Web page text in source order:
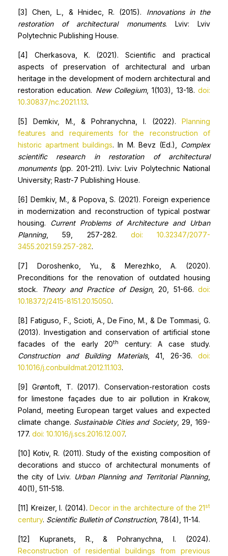
[3] Chen, L., & Hnidec, R. (2015). Innovations in the
restoration of architectural monuments. Lviv: Lviv
Polytechnic Publishing House.
[4] Cherkasova, K. (2021). Scientific and practical
aspects of preservation of architectural and urban
heritage in the development of modern architectural and
restoration education. New Collegium, 1(103), 13-18.doi:
10.30837/nc.2021.1.13.
[5] Demkiv, M., & Pohranychna, I. (2022). Planning
features and requirements for the reconstruction of
historic apartment buildings. In M. Bevz (Ed.), Complex
scientific research in restoration of architectural
monuments (pp. 201-211). Lviv: Lviv Polytechnic National
University; Rastr-7 Publishing House.
[6] Demkiv, M., & Popova, S. (2021). Foreign experience
in modernization and reconstruction of typical postwar
housing. Current Problems of Architecture and Urban
Planning, 59, 257-282. doi: 10.32347/2077-
3455.2021.59.257-282.
[7] Doroshenko, Yu., & Merezhko, A. (2020).
Preconditions for the renovation of outdated housing
stock.
Theory and Practice of Design, 20, 51-66. doi:
10.18372/2415-8151.20.15050.
[8] Fatiguso, F., Scioti, A., De Fino, M., & De Tommasi, G.
(2013). Investigation and conservation of artificial stone
facades of the early 20th
century: A case study.
Construction and Building Materials, 41, 26-36. doi:
10.1016/j.conbuildmat.2012.11.103.
[9] Grøntoft, T. (2017). Conservation-restoration costs
for limestone façades due to air pollution in Krakow,
Poland, meeting European target values and expected
climate change. Sustainable Cities and Society, 29, 169-
177. doi: 10.1016/j.scs.2016.12.007.
[10] Kotiv, R. (2011). Study of the existing composition of
decorations and stucco of architectural monuments of
the city of Lviv. Urban Planning and Territorial Planning,
40(1), 511-518.
[11] Kreizer, I. (2014). Decor in the architecture of the 21st
century. Scientific Bulletin of Construction, 78(4), 11-14.
[12] Kupranets, R., & Pohranychna, I. (2024).
Reconstruction of residential buildings from previous